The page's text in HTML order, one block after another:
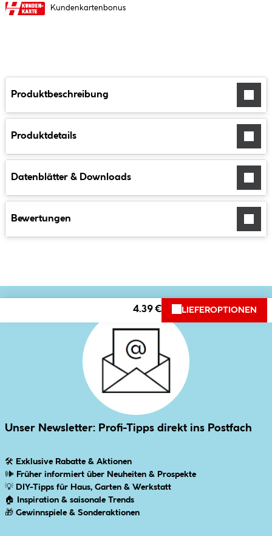
Kundenkartenbonus
Produktbeschreibung
Produktdetails
Datenblätter & Downloads
Bewertungen
4.39 € LIEFEROPTIONEN
Unser Newsletter: Profi-Tipps direkt ins Postfach
🛠 Exklusive Rabatte & Aktionen
🕪 Früher informiert über Neuheiten & Prospekte
💡 DIY-Tipps für Haus, Garten & Werkstatt
🏠
Inspiration & saisonale Trends
🎁 Gewinnspiele & Sonderaktionen